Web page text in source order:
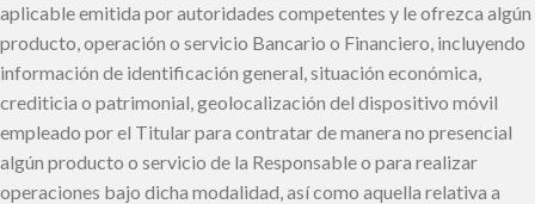
aplicable emitida por autoridades competentes y le ofrezca algún
producto, operación o servicio Bancario o Financiero, incluyendo
información de identificación general, situación económica,
crediticia o patrimonial, geolocalización del dispositivo móvil
empleado por el Titular para contratar de manera no presencial
algún producto o servicio de la Responsable o para realizar
operaciones bajo dicha modalidad, así como aquella relativa a